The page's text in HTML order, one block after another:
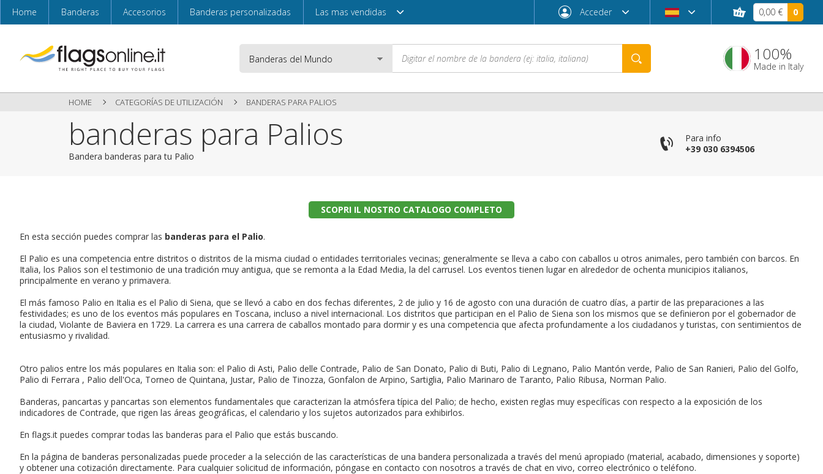
Home Banderas Accesorios Banderas personalizadas Las mas vendidas Acceder
Acceder
¿Es este tu primer pedido?
CREAR UNA NUEVA CUENTA
0,00 € 0
100%
Made in Italy
HOME CATEGORÍAS DE UTILIZACIÓN BANDERAS PARA PALIOS
banderas para Palios
Bandera banderas para tu Palio
Para info
+39 030 6394506
SCOPRI IL NOSTRO CATALOGO COMPLETO
En esta sección puedes comprar las banderas para el Palio.
El Palio es una competencia entre distritos o distritos de la misma ciudad o entidades territoriales vecinas; generalmente se lleva a cabo con caballos u otros animales, pero también con barcos. En
Italia, los Palios son el testimonio de una tradición muy antigua, que se remonta a la Edad Media, la del carrusel. Los eventos tienen lugar en alrededor de ochenta municipios italianos,
principalmente en verano y primavera.
El más famoso Palio en Italia es el Palio di Siena, que se llevó a cabo en dos fechas diferentes, 2 de julio y 16 de agosto con una duración de cuatro días, a partir de las preparaciones a las
festividades; es uno de los eventos más populares en Toscana, incluso a nivel internacional. Los distritos que participan en el Palio de Siena son los mismos que se definieron por el gobernador de
la ciudad, Violante de Baviera en 1729. La carrera es una carrera de caballos montado para dormir y es una competencia que afecta profundamente a los ciudadanos y turistas, con sentimientos de
entusiasmo y rivalidad.
Otro palios entre los más populares en Italia son: el Palio di Asti, Palio delle Contrade, Palio de San Donato, Palio di Buti, Palio di Legnano, Palio Mantón verde, Palio de San Ranieri, Palio del Golfo,
Palio di Ferrara , Palio dell'Oca, Torneo de Quintana, Justar, Palio de Tinozza, Gonfalon de Arpino, Sartiglia, Palio Marinaro de Taranto, Palio Ribusa, Norman Palio.
Banderas, pancartas y pancartas son elementos fundamentales que caracterizan la atmósfera típica del Palio; de hecho, existen reglas muy específicas con respecto a la exposición de los
indicadores de Contrade, que rigen las áreas geográficas, el calendario y los sujetos autorizados para exhibirlos.
En flags.it puedes comprar todas las banderas para el Palio que estás buscando.
En la página de banderas personalizadas puede proceder a la selección de las características de una bandera personalizada a través del menú apropiado (material, acabado, dimensiones y soporte)
y obtener una cotización directamente. Para cualquier solicitud de información, póngase en contacto con nosotros a través de chat en vivo, correo electrónico o teléfono.